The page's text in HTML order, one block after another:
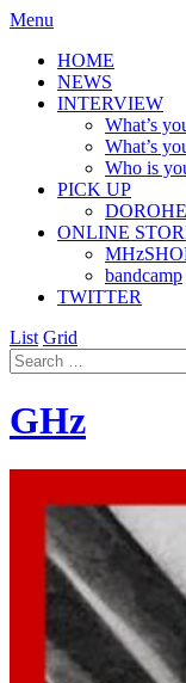
Menu
HOME
NEWS
INTERVIEW
What’s
What’s
Who is
PICK UP
ONLINE
bandcamp
TWITTER
List Grid
GHz